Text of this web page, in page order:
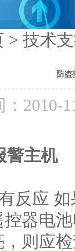
> 技术
防盗
：
警主机
应 如
器电
则应